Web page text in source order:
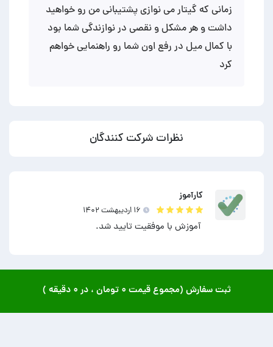
زمانی که گیتار می نوازی پشتیبانی من رو خواهید
داشت و هر مشکل و نقصی در نوازندگی شما بود
با کمال میل در رفع اون شما رو راهنمایی خواهم
کرد
نظرات شرکت کنندگان
کارآموز
۱۶ ارديبهشت ۱۴۰۲
آموزش با موفقیت تایید شد.
ثبت سفارش (مجموع قیمت ۰ تومان ، در ۰ دقیقه )